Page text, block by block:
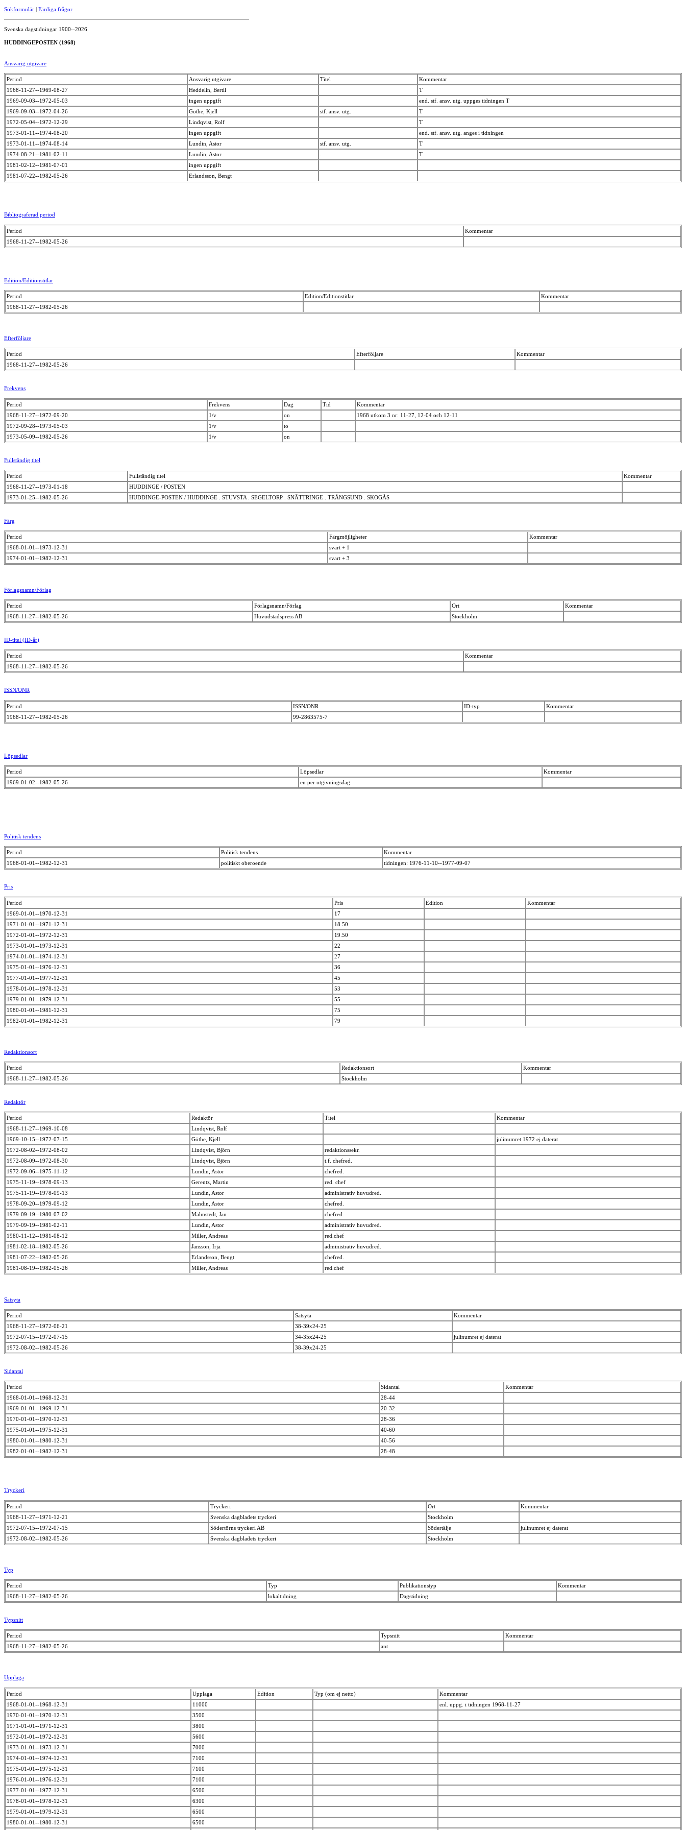
Sökformulär | Färdiga frågor
Svenska dagstidningar 1900--2026
HUDDINGEPOSTEN (1968)
Ansvarig utgivare
Period Ansvarig utgivare Titel
Kommentar
1968-11-27--1969-08-27
Heddelin, Bertil
T
1969-09-03--1972-05-03
ingen uppgift
end. stf. ansv. utg. uppges tidningen T
1969-09-03--1972-04-26
Göthe, Kjell stf. ansv. utg.
T
1972-05-04--1972-12-29
Lindqvist, Rolf
T
1973-01-11--1974-08-20
ingen uppgift
end. stf. ansv. utg. anges i tidningen
1973-01-11--1974-08-14
Lundin, Astor stf. ansv. utg.
T
1974-08-21--1981-02-11
Lundin, Astor
T
1981-02-12--1981-07-01
ingen uppgift
1981-07-22--1982-05-26
Erlandsson, Bengt
Bibliograferad period
Period
Kommentar
1968-11-27--1982-05-26
Edition/Editionstitlar
Period Edition/Editionstitlar
Kommentar
1968-11-27--1982-05-26
Efterföljare
Period Efterföljare
Kommentar
1968-11-27--1982-05-26
Frekvens
Period Frekvens Dag Tid
Kommentar
1968-11-27--1972-09-20
1/v on
1968 utkom 3 nr: 11-27, 12-04 och 12-11
1972-09-28--1973-05-03
1/v
to
1973-05-09--1982-05-26
1/v on
Fullständig titel
Period Fullständig titel
Kommentar
1968-11-27--1973-01-18
HUDDINGE / POSTEN
1973-01-25--1982-05-26
HUDDINGE-POSTEN / HUDDINGE . STUVSTA . SEGELTORP . SNÄTTRINGE . TRÅNGSUND . SKOGÅS
Färg
Period Färgmöjligheter
Kommentar
1968-01-01--1973-12-31
svart + 1
1974-01-01--1982-12-31
svart + 3
Förlagsnamn/Förlag
Period Förlagsnamn/Förlag Ort
Kommentar
1968-11-27--1982-05-26
Huvudstadspress AB Stockholm
ID-titel (ID-år)
Period
Kommentar
1968-11-27--1982-05-26
ISSN/ONR
Period ISSN/ONR ID-typ
Kommentar
1968-11-27--1982-05-26
99-2863575-7
Löpsedlar
Period Löpsedlar
Kommentar
1969-01-02--1982-05-26
en per utgivningsdag
Politisk tendens
Period Politisk tendens
Kommentar
1968-01-01--1982-12-31
politiskt oberoende tidningen: 1976-11-10--1977-09-07
Pris
Period Pris Edition
Kommentar
1969-01-01--1970-12-31
17
1971-01-01--1971-12-31
18.50
1972-01-01--1972-12-31
19.50
1973-01-01--1973-12-31
22
1974-01-01--1974-12-31
27
1975-01-01--1976-12-31
36
1977-01-01--1977-12-31
45
1978-01-01--1978-12-31
53
1979-01-01--1979-12-31
55
1980-01-01--1981-12-31
75
1982-01-01--1982-12-31
79
Redaktionsort
Period Redaktionsort
Kommentar
1968-11-27--1982-05-26
Stockholm
Redaktör
Period Redaktör Titel
Kommentar
1968-11-27--1969-10-08
Lindqvist, Rolf
1969-10-15--1972-07-15
Göthe, Kjell
julinumret 1972 ej daterat
1972-08-02--1972-08-02
Lindqvist, Björn
redaktionssekr.
1972-08-09--1972-08-30
Lindqvist, Björn
t.f. chefred.
1972-09-06--1975-11-12
Lundin, Astor
chefred.
1975-11-19--1978-09-13
Gerentz, Martin
red. chef
1975-11-19--1978-09-13
Lundin, Astor
administrativ huvudred.
1978-09-20--1979-09-12
Lundin, Astor
chefred.
1979-09-19--1980-07-02
Malmstedt, Jan
chefred.
1979-09-19--1981-02-11
Lundin, Astor
administrativ huvudred.
1980-11-12--1981-08-12
Miller, Andreas
red.chef
1981-02-18--1982-05-26
Jansson, Irja
administrativ huvudred.
1981-07-22--1982-05-26
Erlandsson, Bengt
chefred.
1981-08-19--1982-05-26
Miller, Andreas red.chef
Satsyta
Period Satsyta
Kommentar
1968-11-27--1972-06-21
38-39x24-25
1972-07-15--1972-07-15
34-35x24-25
julinumret ej daterat
1972-08-02--1982-05-26
38-39x24-25
Sidantal
Period Sidantal
Kommentar
1968-01-01--1968-12-31
28-44
1969-01-01--1969-12-31
20-32
1970-01-01--1970-12-31
28-36
1975-01-01--1975-12-31
40-60
1980-01-01--1980-12-31
40-56
1982-01-01--1982-12-31
28-48
Tryckeri
Period Tryckeri Ort
Kommentar
1968-11-27--1971-12-21
Svenska dagbladets tryckeri
Stockholm
1972-07-15--1972-07-15
Södertörns tryckeri AB Södertälje
julinumret ej daterat
1972-08-02--1982-05-26
Svenska dagbladets tryckeri Stockholm
Typ
Period Typ Publikationstyp
Kommentar
1968-11-27--1982-05-26
lokaltidning Dagstidning
Typsnitt
Period Typsnitt
Kommentar
1968-11-27--1982-05-26
ant
Upplaga
Period Upplaga Edition Typ (om ej netto)
Kommentar
1968-01-01--1968-12-31
11000
enl. uppg. i tidningen 1968-11-27
1970-01-01--1970-12-31
3500
1971-01-01--1971-12-31
3800
1972-01-01--1972-12-31
5600
1973-01-01--1973-12-31
7000
1974-01-01--1974-12-31
7100
1975-01-01--1975-12-31
7100
1976-01-01--1976-12-31
7100
1977-01-01--1977-12-31
6500
1978-01-01--1978-12-31
6300
1979-01-01--1979-12-31
6500
1980-01-01--1980-12-31
6500